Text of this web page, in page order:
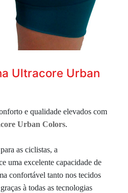
Ultracore Urban
e qualidade elevados com
Urban Colors.
as ciclistas, a
uma excelente capacidade de
confortável tanto nos tecidos
à todas as tecnologias